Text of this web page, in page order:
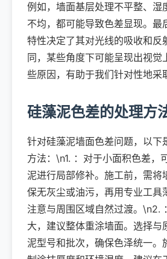
例如，墙面基层处理不平整、湿
不均，都可能导致色差显现。最
特性决定了其对光线的吸收和反
同，某些角度下可能呈现出视觉
些原因，有助于我们针对性地采
硅藻泥色差的处理方
针对硅藻泥墙面色差问题，以下
方法：\n1. ：对于小面积色差，
泥进行局部修补。施工前，需将
保无灰尘或油污，再用专业工具
注意与周围区域自然过渡。\n2.
大，建议整体重涂墙面。选择与
泥型号和批次，确保色泽统一。